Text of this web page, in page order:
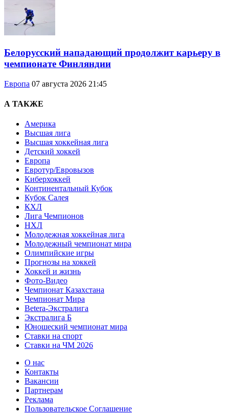
Белорусский нападающий продолжит карьеру в
чемпионате Финляндии
Европа 07 августа 2026 21:45
А ТАКЖЕ
Америка
Высшая лига
Высшая хоккейная лига
Детский хоккей
Европа
Евротур/Евровызов
Киберхоккей
Континентальный Кубок
Кубок Салея
КХЛ
Лига Чемпионов
НХЛ
Молодежная хоккейная лига
Молодежный чемпионат мира
Олимпийские игры
Прогнозы на хоккей
Хоккей и жизнь
Фото-Видео
Чемпионат Казахстана
Чемпионат Мира
Betera-Экстралига
Экстралига Б
Юношеский чемпионат мира
Ставки на спорт
Ставки на ЧМ 2026
О нас
Контакты
Вакансии
Партнерам
Реклама
Пользовательское Соглашение